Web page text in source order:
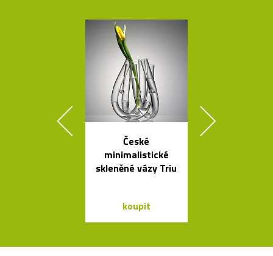
České
minimalistické
skleněné vázy Triu
koupit